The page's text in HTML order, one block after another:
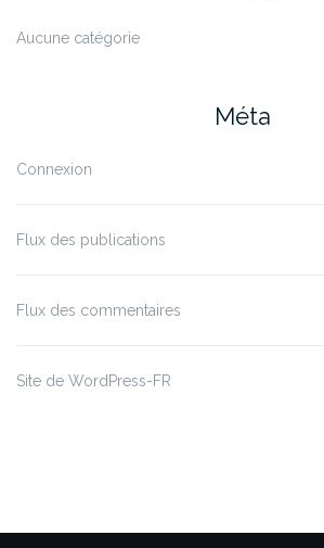
Aucune catégorie
Méta
Connexion
Flux des publications
Flux des commentaires
Site de WordPress-FR